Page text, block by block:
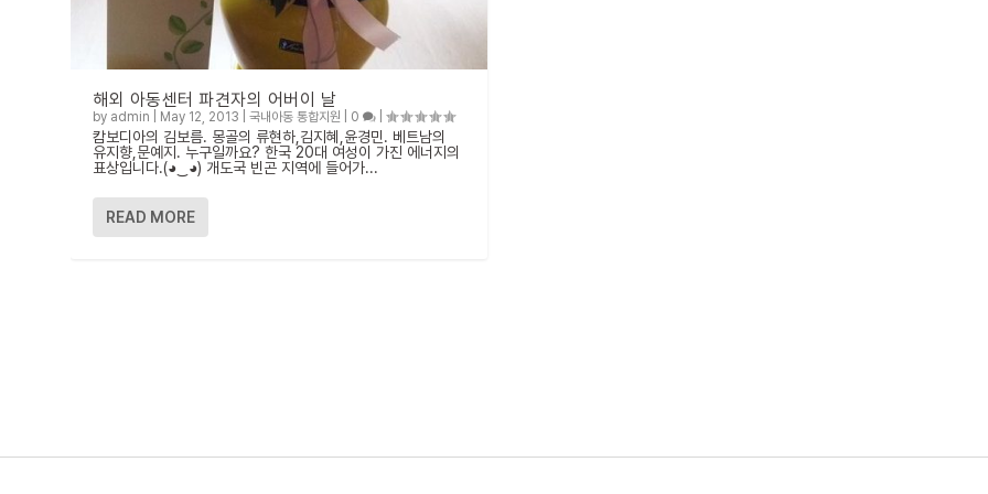
해외 아동센터 파견자의 어버이 날
by admin May 12, 2013 국내아동 통합지원 0
캄보디아의 김보름. 몽골의 류현하,김지혜,윤경민. 베트남의
유지향,문예지. 누구일까요? 한국 20대 여성이 가진 에너지의
표상입니다.(◕‿◕) 개도국 빈곤 지역에 들어가...
READ MORE